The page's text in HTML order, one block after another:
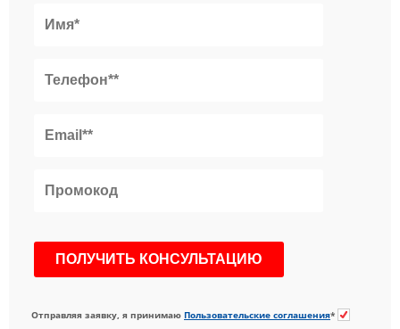
Отправляя заявку, я принимаю Пользовательские соглашения*